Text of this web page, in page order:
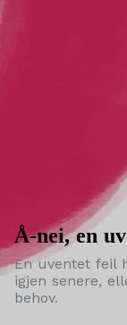
Å-nei, en
En uventet feil
igjen senere,
behov.